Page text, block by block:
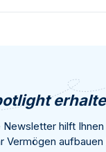
hilft
Vermögen aufbauen